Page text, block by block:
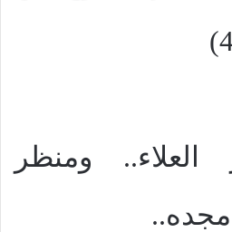
العلاء.. ومنظر
مجده..